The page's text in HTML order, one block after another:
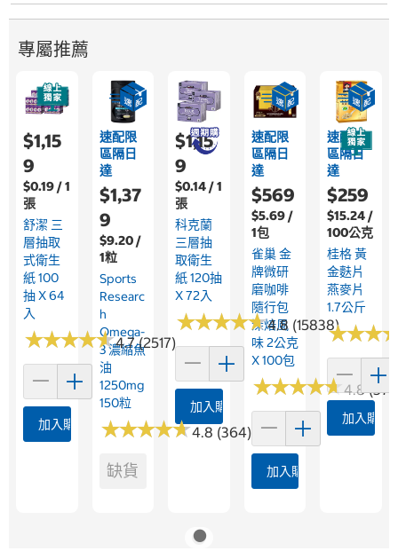
專屬推薦
$1,15
9
$0.19 / 1
張
舒潔 三
層抽取
式衛生
紙 100
抽 X 64
入
★★★★★
★★★★★4.7 (2517)
加入購物車
速配限
區隔日
達
$1,37
9
$9.20 /
1粒
Sports
Researc
H
Omega-
3 濃縮魚
油
1250mg
150粒
★★★★★
★★★★★4.8 (364)
缺貨
$1,15
9
$0.14 / 1
張
科克蘭
三層抽
取衛生
紙 120抽
X 72入
★★★★★
★★★★★4.8 (15838)
加入購物車
速配限
區隔日
達
$569
$5.69 /
1包
雀巢 金
牌微研
磨咖啡
隨行包
深焙風
味 2公克
X 100包
★★★★★
★★★★★4.8
加入購物車
速配限
區隔日
達
$259
$15.24 /
100公克
桂格 黃
金麩片
燕麥片
1.7公斤
★★★
★★★
加入購物